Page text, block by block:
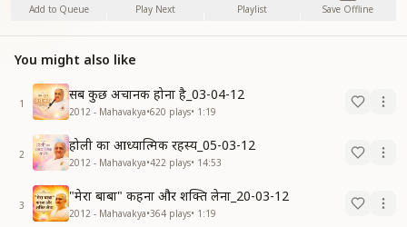
Add to Queue Play Next Playlist Save Offline
You might also like
1
सब कुछ अचानक होना है_03-04-12
2012 - Mahavakya•620 plays• 1:19
2
होली का आध्यात्मिक रहस्य_05-03-12
2012 - Mahavakya•422 plays• 14:53
3
"मेरा बाबा" कहना और शक्ति लेना_20-03-12
2012 - Mahavakya•364 plays• 1:19